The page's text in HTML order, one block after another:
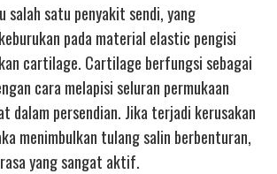
satu penyakit sendi, yang
pada material elastic pengisi
cartilage. Cartilage berfungsi sebagai
cara melapisi seluran permukaan
dalam persendian. Jika terjadi kerusakan
menimbulkan tulang salin berbenturan,
yang sangat aktif.